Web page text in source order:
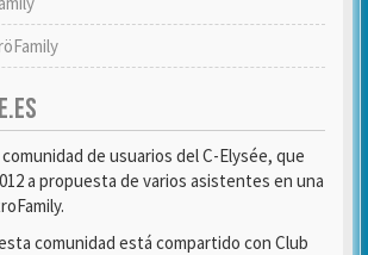
de usuarios del C-Elysée, que
a propuesta de varios asistentes en una
comunidad está compartido con Club